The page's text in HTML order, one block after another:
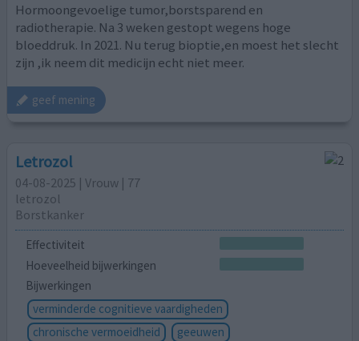
Hormoongevoelige tumor,borstsparend en
radiotherapie. Na 3 weken gestopt wegens hoge
bloeddruk. In 2021. Nu terug bioptie,en moest het slecht
zijn ,ik neem dit medicijn echt niet meer.
geef mening
Letrozol
04-08-2025 | Vrouw | 77
letrozol
Borstkanker
Effectiviteit
Hoeveelheid bijwerkingen
Bijwerkingen
verminderde cognitieve vaardigheden
chronische vermoeidheid
geeuwen